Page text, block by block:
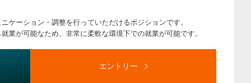
ケーション・調整を行っていただけるポジションです。
業が可能なため、非常に柔軟な環境下での就業が可能です。
エントリー